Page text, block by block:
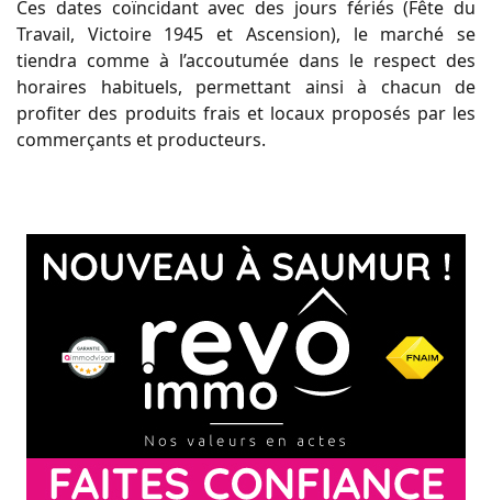
Ces dates coïncidant avec des jours fériés (Fête du
Travail, Victoire 1945 et Ascension), le marché se
tiendra comme à l’accoutumée dans le respect des
horaires habituels, permettant ainsi à chacun de
profiter des produits frais et locaux proposés par les
commerçants et producteurs.